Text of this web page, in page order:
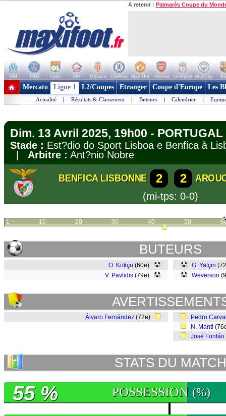
A retenir : Palmarès Coupe du
OM PSG Lyon Lille Monaco Chelsea Man Utd Arsenal Liverpool ManCity
+ de clubs
Mercato Ligue 1 L2/Coupes Etranger Coupe d'Europe Les
Actualité | Résultats & Classement | Buteurs | Calendrier |
Dim. 13 Avril 2025, 19h00 -
Stade : Est?dio do Sport Lisboa e Benfica à
Arbitre : Ant?nio Nobre
BENFICA LISBONNE 2 2
(mi-tps: 0-0)
1 10 20 30 40 50
BUTEURS
O. Kökçü (60e)
V. Pavlidis (79e)
G. Yalçin
Weverson
Álvaro Fernández (72e)
Pedro
N. Mantl
José Fontán
STATS DU MATCH
POSSESSION (%)
55 %